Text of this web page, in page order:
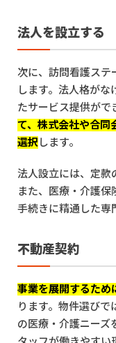
法人を設立する
次に、訪問看護ステ
します。法人格が
たサービス提供がで
て、株式会社や合同
選択します。
法人設立には、定款
また、医療・介護保
手続きに精通した専
不動産契約
事業を展開するため
ります。物件選び
の医療・介護ニーズ